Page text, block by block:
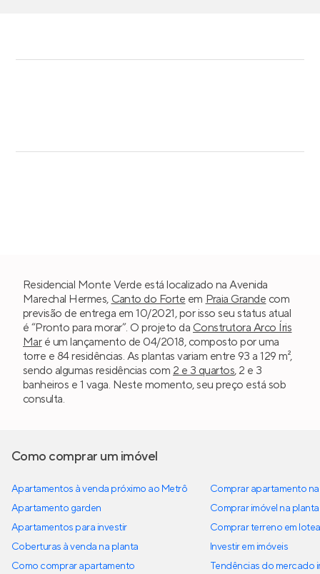
Residencial Monte Verde está localizado na Avenida
Marechal Hermes, Canto do Forte em Praia Grande com
previsão de entrega em 10/2021, por isso seu status atual
é “Pronto para morar”. O projeto da Construtora Arco Íris
Maré um lançamento de 04/2018, composto por uma
torre e 84 residências. As plantas variam entre 93 a 129 m²,
sendo algumas residências com 2 e 3 quartos, 2 e 3
banheiros e 1 vaga. Neste momento, seu preço está sob
consulta.
Como comprar um imóvel
Apartamentos à venda próximo ao Metrô
Apartamento garden
Apartamentos para investir
Coberturas à venda na planta
Como comprar apartamento
Comprar apartamento
Comprar imóvel na planta
Comprar terreno em
Investir em imóveis
Tendências do mercado